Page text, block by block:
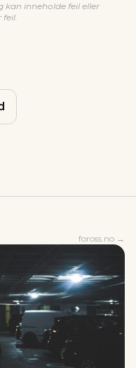
kan inneholde feil eller
foross.no →